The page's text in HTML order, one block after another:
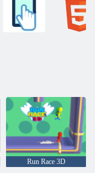
Run Race 3D